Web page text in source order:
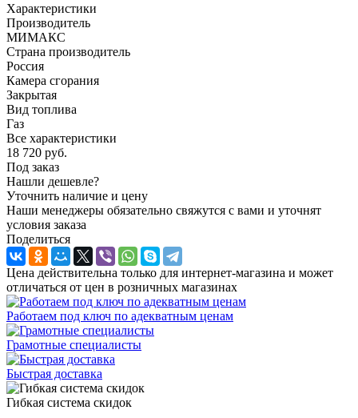
Характеристики
Производитель
МИМАКС
Страна производитель
Россия
Камера сгорания
Закрытая
Вид топлива
Газ
Все характеристики
18 720 руб.
Под заказ
Нашли дешевле?
Уточнить наличие и цену
Наши менеджеры обязательно свяжутся с вами и уточнят
условия заказа
Поделиться
Цена действительна только для интернет-магазина и может
отличаться от цен в розничных магазинах
Работаем под ключ по адекватным ценам
Грамотные специалисты
Быстрая доставка
Гибкая система скидок